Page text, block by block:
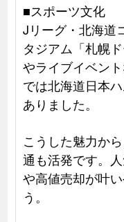
■スポーツ文化
Jリーグ・北海道
タジアム「札幌
やライブイベン
では北海道日本
ありました。
こうした魅力か
通も活発です。
や高値売却が叶
う。